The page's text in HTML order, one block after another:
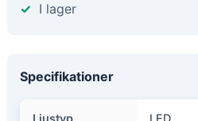
I lager
Specifikationer
Ljustyp LED